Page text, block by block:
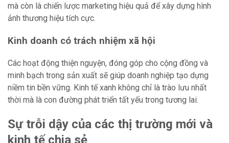
mà còn là chiến lược marketing hiệu quả để xây dựng hình
ảnh thương hiệu tích cực.
Kinh doanh có trách nhiệm xã hội
Các hoạt động thiện nguyện, đóng góp cho cộng đồng và
minh bạch trong sản xuất sẽ giúp doanh nghiệp tạo dựng
niềm tin bền vững. Kinh tế xanh không chỉ là trào lưu nhất
thời mà là con đường phát triển tất yếu trong tương lai.
Sự trỗi dậy của các thị trường mới và
kinh tế chia sẻ